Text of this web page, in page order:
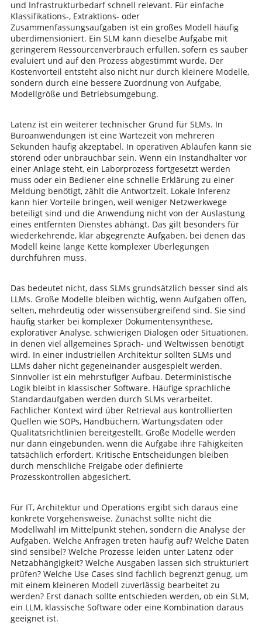
und Infrastrukturbedarf schnell relevant. Für einfache
Klassifikations-, Extraktions- oder
Zusammenfassungsaufgaben ist ein großes Modell häufig
überdimensioniert. Ein SLM kann dieselbe Aufgabe mit
geringerem Ressourcenverbrauch erfüllen, sofern es sauber
evaluiert und auf den Prozess abgestimmt wurde. Der
Kostenvorteil entsteht also nicht nur durch kleinere Modelle,
sondern durch eine bessere Zuordnung von Aufgabe,
Modellgröße und Betriebsumgebung.
Latenz ist ein weiterer technischer Grund für SLMs. In
Büroanwendungen ist eine Wartezeit von mehreren
Sekunden häufig akzeptabel. In operativen Abläufen kann sie
störend oder unbrauchbar sein. Wenn ein Instandhalter vor
einer Anlage steht, ein Laborprozess fortgesetzt werden
muss oder ein Bediener eine schnelle Erklärung zu einer
Meldung benötigt, zählt die Antwortzeit. Lokale Inferenz
kann hier Vorteile bringen, weil weniger Netzwerkwege
beteiligt sind und die Anwendung nicht von der Auslastung
eines entfernten Dienstes abhängt. Das gilt besonders für
wiederkehrende, klar abgegrenzte Aufgaben, bei denen das
Modell keine lange Kette komplexer Überlegungen
durchführen muss.
Das bedeutet nicht, dass SLMs grundsätzlich besser sind als
LLMs. Große Modelle bleiben wichtig, wenn Aufgaben offen,
selten, mehrdeutig oder wissensübergreifend sind. Sie sind
häufig stärker bei komplexer Dokumentensynthese,
explorativer Analyse, schwierigen Dialogen oder Situationen,
in denen viel allgemeines Sprach- und Weltwissen benötigt
wird. In einer industriellen Architektur sollten SLMs und
LLMs daher nicht gegeneinander ausgespielt werden.
Sinnvoller ist ein mehrstufiger Aufbau. Deterministische
Logik bleibt in klassischer Software. Häufige sprachliche
Standardaufgaben werden durch SLMs verarbeitet.
Fachlicher Kontext wird über Retrieval aus kontrollierten
Quellen wie SOPs, Handbüchern, Wartungsdaten oder
Qualitätsrichtlinien bereitgestellt. Große Modelle werden
nur dann eingebunden, wenn die Aufgabe ihre Fähigkeiten
tatsächlich erfordert. Kritische Entscheidungen bleiben
durch menschliche Freigabe oder definierte
Prozesskontrollen abgesichert.
Für IT, Architektur und Operations ergibt sich daraus eine
konkrete Vorgehensweise. Zunächst sollte nicht die
Modellwahl im Mittelpunkt stehen, sondern die Analyse der
Aufgaben. Welche Anfragen treten häufig auf? Welche Daten
sind sensibel? Welche Prozesse leiden unter Latenz oder
Netzabhängigkeit? Welche Ausgaben lassen sich strukturiert
prüfen? Welche Use Cases sind fachlich begrenzt genug, um
mit einem kleineren Modell zuverlässig bearbeitet zu
werden? Erst danach sollte entschieden werden, ob ein SLM,
ein LLM, klassische Software oder eine Kombination daraus
geeignet ist.